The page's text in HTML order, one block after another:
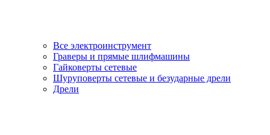
Все электроинструмент
Граверы и прямые шлифмашины
Гайковерты сетевые
Шуруповерты сетевые и безударные дрели
Дрели